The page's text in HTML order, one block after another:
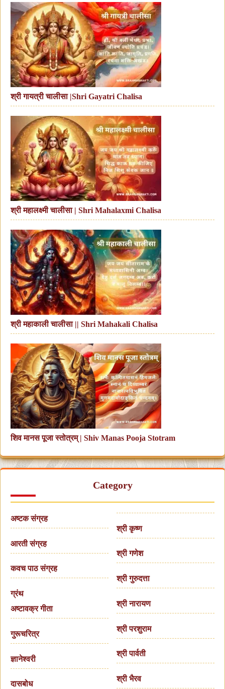
श्री गायत्री चालीसा |Shri Gayatri Chalisa
श्री महालक्ष्मी चालीसा | Shri Mahalaxmi Chalisa
श्री महाकाली चालीसा || Shri Mahakali Chalisa
शिव मानस पूजा स्तोत्रम् | Shiv Manas Pooja Stotram
Category
अष्टक संग्रह
आरती संग्रह
कवच पाठ संग्रह
ग्रंथ
अष्टावक्र गीता
गुरूचरित्र
ज्ञानेश्वरी
दासबोध
श्री कृष्ण
श्री गणेश
श्री गुरुदत्ता
श्री नारायण
श्री परशुराम
श्री पार्वती
श्री भैरव